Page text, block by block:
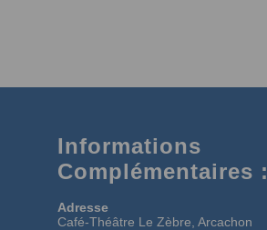
Informations
Complémentaires :
Adresse
Café-Théâtre Le Zèbre, Arcachon